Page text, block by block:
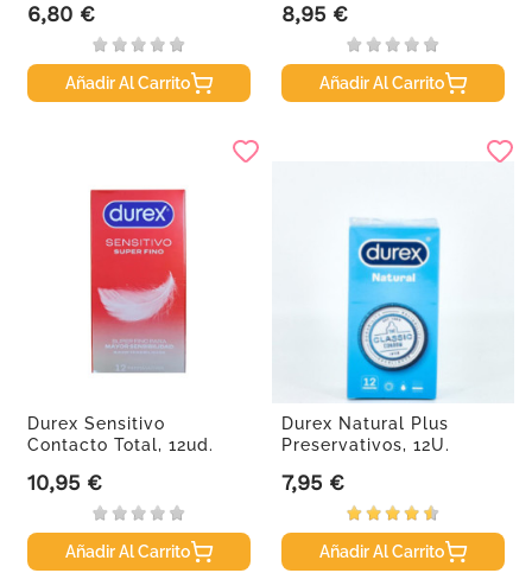
Precio
6,80 €
Añadir Al Carrito
Precio
8,95 €
Añadir Al Carrito
Durex Sensitivo
Contacto Total, 12ud.
Precio
10,95 €
Añadir Al Carrito
Durex Natural Plus
Preservativos, 12U.
Precio
7,95 €
Añadir Al Carrito